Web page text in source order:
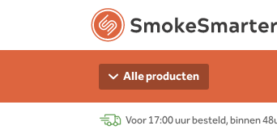
Alle producten
Voor 17:00 uur besteld, binnen